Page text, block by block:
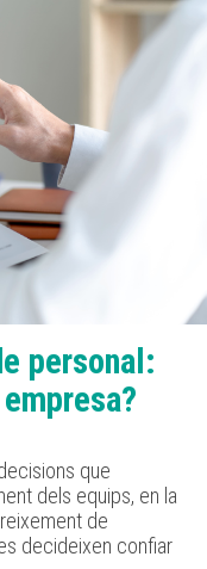
personal:
que
dels equips, en la
de
decideixen confiar